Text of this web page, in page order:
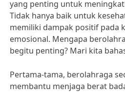
yang penting untuk
Tidak hanya baik untuk
memiliki dampak positif pada
emosional. Mengapa
begitu penting? Mari kita
Pertama-tama, berolahraga
membantu menjaga berat